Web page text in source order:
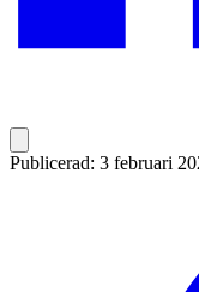
Publicerad: 3 februari